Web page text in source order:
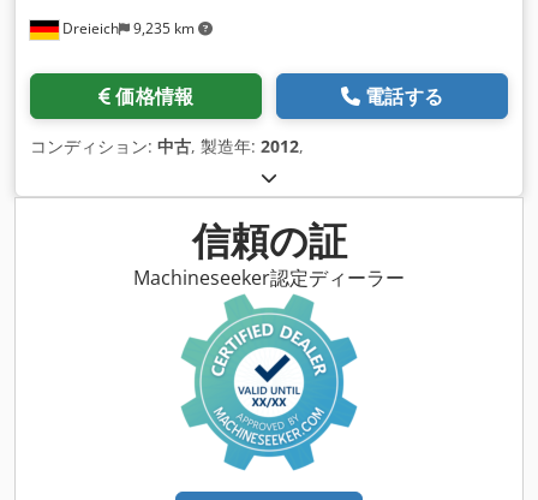
Dreieich 9,235 km
価格情報 電話する
コンディション: 中古, 製造年: 2012,
信頼の証
Machineseeker認定ディーラー